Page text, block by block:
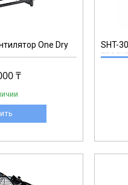
One Dry
₸
30
SHT-